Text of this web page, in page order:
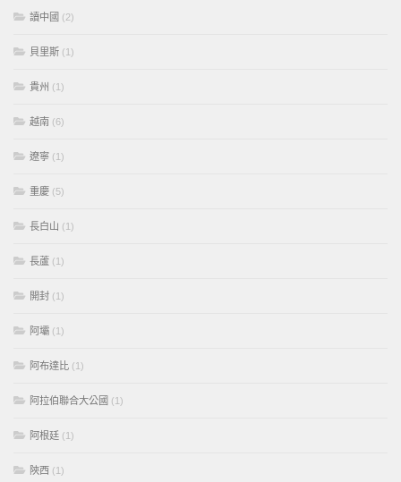
讀中國 (2)
貝里斯 (1)
貴州 (1)
越南 (6)
遼寧 (1)
重慶 (5)
長白山 (1)
長蘆 (1)
開封 (1)
阿壩 (1)
阿布達比 (1)
阿拉伯聯合大公國 (1)
阿根廷 (1)
陝西 (1)